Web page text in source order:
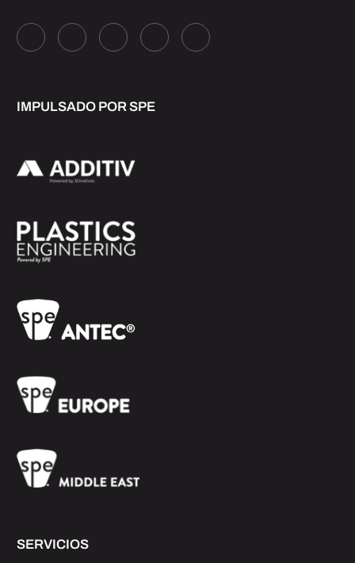
IMPULSADO POR SPE
SERVICIOS